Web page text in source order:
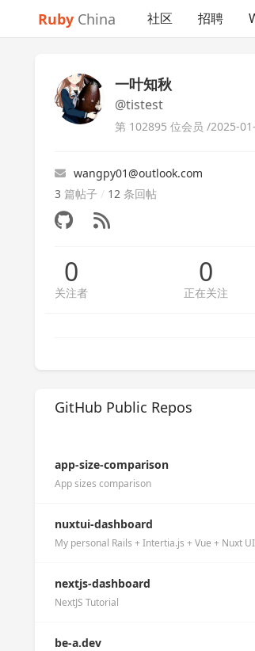
Ruby China 社区 招聘
一叶知秋
@tistest
第 102895 位会员 /2025-
wangpy01@outlook.com
3 篇帖子 / 12 条回帖
0
关注者
0
正在关注
GitHub Public Repos
app-size-comparison
App sizes comparison
nuxtui-dashboard
My personal Rails + Intertia.js + Vue + Nuxt
nextjs-dashboard
NextJS Tutorial
be-a.dev